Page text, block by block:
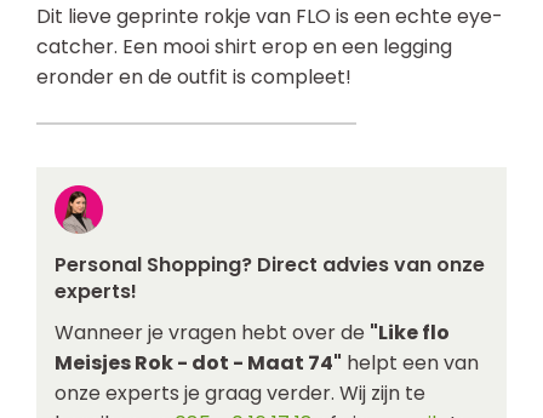
Dit lieve geprinte rokje van FLO is een echte eye-
catcher. Een mooi shirt erop en een legging
eronder en de outfit is compleet!
Personal Shopping? Direct advies van onze
experts!
Wanneer je vragen hebt over de "Like flo
Meisjes Rok - dot - Maat 74" helpt een van
onze experts je graag verder. Wij zijn te